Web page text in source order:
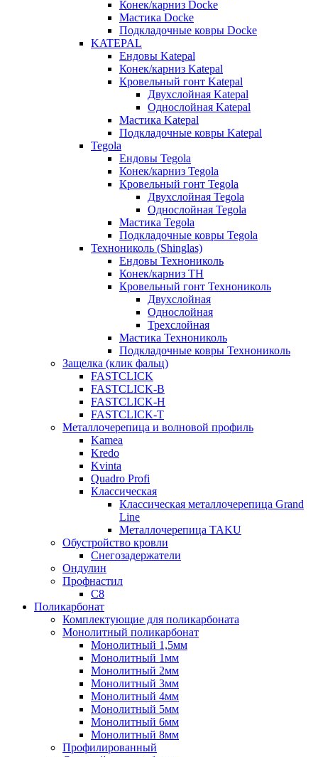
Конек/карниз Docke
Мастика Docke
Подкладочные ковры Docke
KATEPAL
Ендовы Katepal
Конек/карниз Katepal
Кровельный гонт Katepal
Двухслойная Katepal
Однослойная Katepal
Мастика Katepal
Подкладочные ковры Katepal
Tegola
Ендовы Tegola
Конек/карниз Tegola
Кровельный гонт Tegola
Двухслойная Tegola
Однослойная Tegola
Мастика Tegola
Подкладочные ковры Tegola
Технониколь (Shinglas)
Ендовы Технониколь
Конек/карниз ТН
Кровельный гонт Технониколь
Двухслойная
Однослойная
Трехслойная
Мастика Технониколь
Подкладочные ковры Технониколь
Защелка (клик фальц)
FASTCLICK
FASTCLICK-B
FASTCLICK-H
FASTCLICK-T
Металлочерепица и волновой профиль
Kamea
Kredo
Kvinta
Quadro Profi
Классическая
Классическая металлочерепица Grand
Line
Металлочерепица TAKU
Обустройство кровли
Снегозадержатели
Ондулин
Профнастил
С8
Поликарбонат
Комплектующие для поликарбоната
Монолитный поликарбонат
Монолитный 1,5мм
Монолитный 1мм
Монолитный 2мм
Монолитный 3мм
Монолитный 4мм
Монолитный 5мм
Монолитный 6мм
Монолитный 8мм
Профилированный